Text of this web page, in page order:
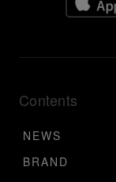
Contents
NEWS
BRAND